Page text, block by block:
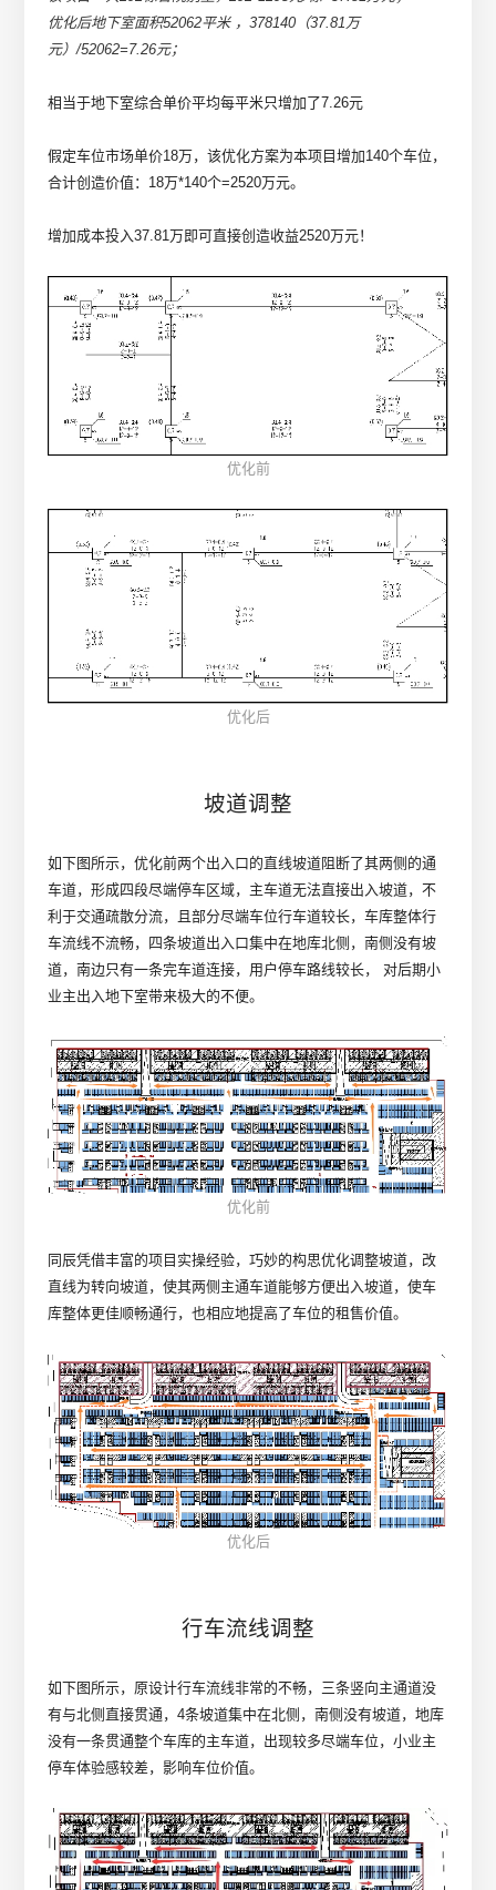
优化后地下室面积52062平米 ，378140（37.81万
元）/52062=7.26元；
相当于地下室综合单价平均每平米只增加了7.26元
假定车位市场单价18万，该优化方案为本项目增加140个车位，
合计创造价值：18万*140个=2520万元。
增加成本投入37.81万即可直接创造收益2520万元！
优化前
优化后
坡道调整
如下图所示，优化前两个出入口的直线坡道阻断了其两侧的通
车道，形成四段尽端停车区域，主车道无法直接出入坡道，不
利于交通疏散分流，且部分尽端车位行车道较长，车库整体行
车流线不流畅，四条坡道出入口集中在地库北侧，南侧没有坡
道，南边只有一条完车道连接，用户停车路线较长， 对后期小
业主出入地下室带来极大的不便。
优化前
同辰凭借丰富的项目实操经验，巧妙的构思优化调整坡道，改
直线为转向坡道，使其两侧主通车道能够方便出入坡道，使车
库整体更佳顺畅通行，也相应地提高了车位的租售价值。
优化后
行车流线调整
如下图所示，原设计行车流线非常的不畅，三条竖向主通道没
有与北侧直接贯通，4条坡道集中在北侧，南侧没有坡道，地库
没有一条贯通整个车库的主车道，出现较多尽端车位，小业主
停车体验感较差，影响车位价值。